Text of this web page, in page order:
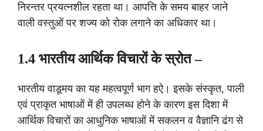
निरन्तर प्रयत्नशील रहता था। आपत्ति के समय बाहर जाने
वाली वस्तुओं पर शज्य को रोक लगाने का अधिकार था।
1.4 भारतीय आर्थिक विचारों के स्रोत –
भारतीय वाडूमय का यह महत्वपूर्ण भाग हऐ। इसके संस्कृत, पाली
एवं प्राकृत भाषाओं में ही उपलब्ध होने के कारण इस दिशा में
आर्थिक विचारों का आधुनिक भाषाओं में सकलन व वैज्ञानि ढंग से